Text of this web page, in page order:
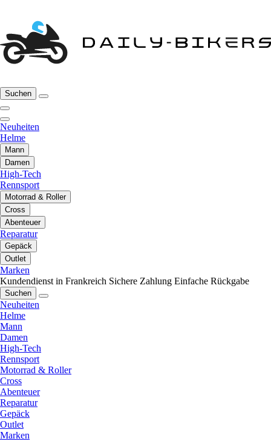
Suchen
Neuheiten
Helme
Mann
Damen
High-Tech
Rennsport
Motorrad & Roller
Cross
Abenteuer
Reparatur
Gepäck
Outlet
Marken
Kundendienst in Frankreich Sichere Zahlung Einfache Rückgabe
Suchen
Neuheiten
Helme
Mann
Damen
High-Tech
Rennsport
Motorrad & Roller
Cross
Abenteuer
Reparatur
Gepäck
Outlet
Marken